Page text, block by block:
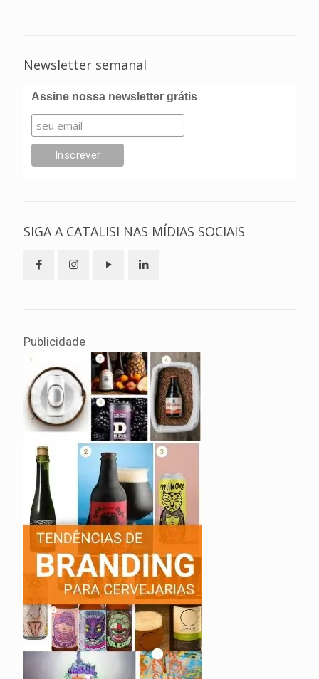
Newsletter semanal
Assine nossa newsletter grátis
SIGA A CATALISI NAS MÍDIAS SOCIAIS
Publicidade